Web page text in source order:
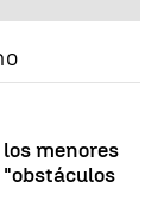
menores